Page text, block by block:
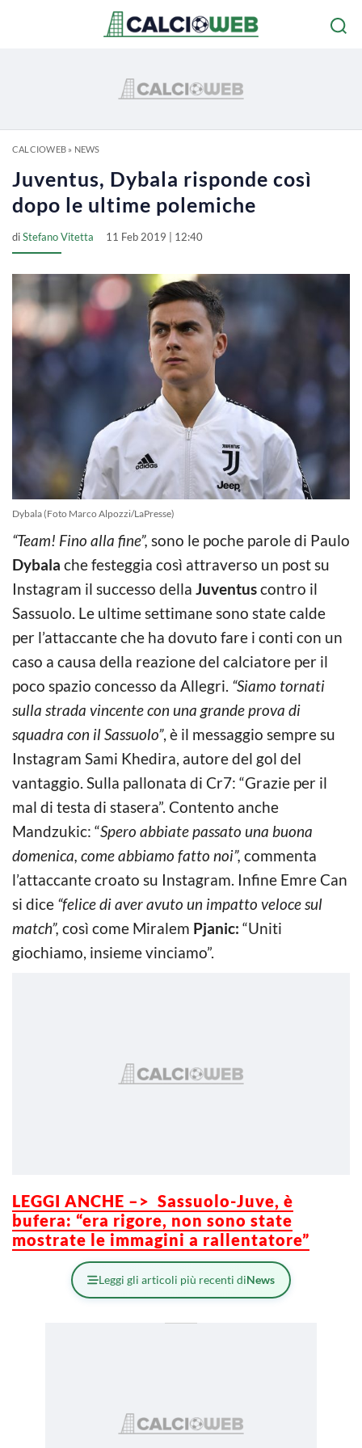
CALCIOWEB» NEWS
Juventus, Dybala risponde così
dopo le ultime polemiche
diStefano Vitetta 11 Feb 2019 | 12:40
Dybala (Foto Marco Alpozzi/LaPresse)
“Team! Fino alla fine”, sono le poche parole di Paulo
Dybala che festeggia così attraverso un post su
Instagram il successo della Juventuscontro il
Sassuolo. Le ultime settimane sono state calde
per l’attaccante che ha dovuto fare i conti con un
caso a causa della reazione del calciatore per il
poco spazio concesso da Allegri. “Siamo tornati
sulla strada vincente con una grande prova di
squadra con il Sassuolo”, è il messaggio sempre su
Instagram Sami Khedira, autore del gol del
vantaggio. Sulla pallonata di Cr7: “Grazie per il
mal di testa di stasera”. Contento anche
Mandzukic: “Spero abbiate passato una buona
domenica, come abbiamo fatto noi”, commenta
l’attaccante croato su Instagram. Infine Emre Can
si dice “felice di aver avuto un impatto veloce sul
match”, così come Miralem Pjanic: “Uniti
giochiamo, insieme vinciamo”.
LEGGI ANCHE –> Sassuolo-Juve, è
bufera: “era rigore, non sono state
mostrate le immagini a rallentatore”
Leggi gli articoli più recenti diNews